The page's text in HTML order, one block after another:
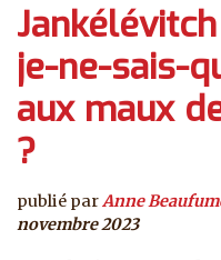
je-ne-sais-
aux maux
?
publié parAnne
novembre 2023